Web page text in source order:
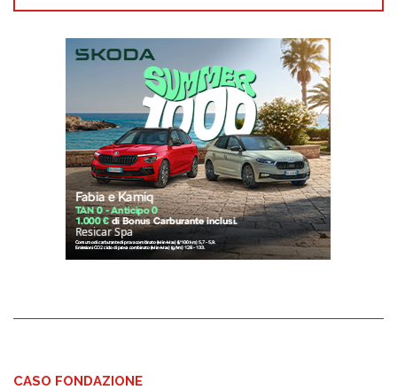
CASO FONDAZIONE